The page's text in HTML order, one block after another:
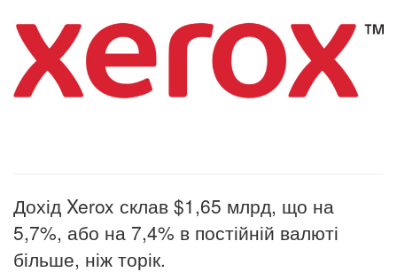
Дохід Xerox склав $1,65 млрд, що на
5,7%, або на 7,4% в постійній валюті
більше, ніж торік.